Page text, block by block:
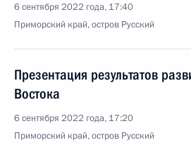
6 сентября 2022 года, 17:40
Приморский край, остров Русский
Презентация результатов
Востока
6 сентября 2022 года, 17:20
Приморский край, остров Русский